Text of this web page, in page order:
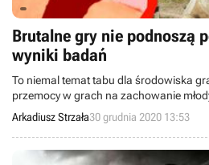
Brutalne gry nie podnoszą
wyniki badań
To niemal temat tabu dla środowiska
przemocy w grach na zachowanie
Jednak wyniki najnowszych,
odpowiedź na to zagadnienie.
Arkadiusz Strzała30 grudnia 2020 13:53